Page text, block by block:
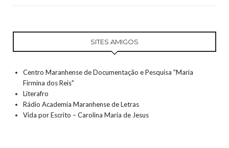
SITES AMIGOS
Centro Maranhense de Documentação e Pesquisa "Maria
Firmina dos Reis"
Literafro
Rádio Academia Maranhense de Letras
Vida por Escrito – Carolina Maria de Jesus